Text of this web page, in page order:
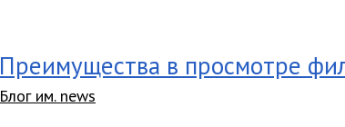
Преимущества в просмотре
Блог им. news